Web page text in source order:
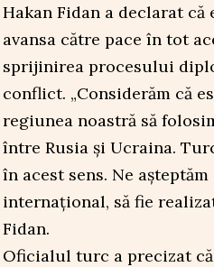
Hakan Fidan a declarat
avansa către pace în tot
sprijinirea procesului
conflict. „Considerăm că
regiunea noastră să
între Rusia și Ucraina.
în acest sens. Ne
internațional, să fie
Fidan.
Oficialul turc a precizat